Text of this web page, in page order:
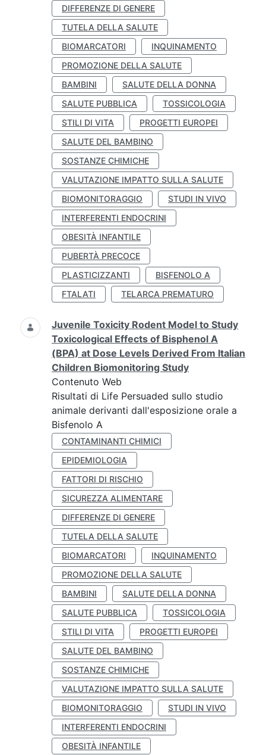
DIFFERENZE DI GENERE
TUTELA DELLA SALUTE
BIOMARCATORI
INQUINAMENTO
PROMOZIONE DELLA SALUTE
BAMBINI
SALUTE DELLA DONNA
SALUTE PUBBLICA
TOSSICOLOGIA
STILI DI VITA
PROGETTI EUROPEI
SALUTE DEL BAMBINO
SOSTANZE CHIMICHE
VALUTAZIONE IMPATTO SULLA SALUTE
BIOMONITORAGGIO
STUDI IN VIVO
INTERFERENTI ENDOCRINI
OBESITÀ INFANTILE
PUBERTÀ PRECOCE
PLASTICIZZANTI
BISFENOLO A
FTALATI
TELARCA PREMATURO
Juvenile Toxicity Rodent Model to Study
Toxicological Effects of Bisphenol A
(BPA) at Dose Levels Derived From Italian
Children Biomonitoring Study
Contenuto Web
Risultati di Life Persuaded sullo studio
animale derivanti dall'esposizione orale a
Bisfenolo A
CONTAMINANTI CHIMICI
EPIDEMIOLOGIA
FATTORI DI RISCHIO
SICUREZZA ALIMENTARE
DIFFERENZE DI GENERE
TUTELA DELLA SALUTE
BIOMARCATORI
INQUINAMENTO
PROMOZIONE DELLA SALUTE
BAMBINI
SALUTE DELLA DONNA
SALUTE PUBBLICA
TOSSICOLOGIA
STILI DI VITA
PROGETTI EUROPEI
SALUTE DEL BAMBINO
SOSTANZE CHIMICHE
VALUTAZIONE IMPATTO SULLA SALUTE
BIOMONITORAGGIO
STUDI IN VIVO
INTERFERENTI ENDOCRINI
OBESITÀ INFANTILE